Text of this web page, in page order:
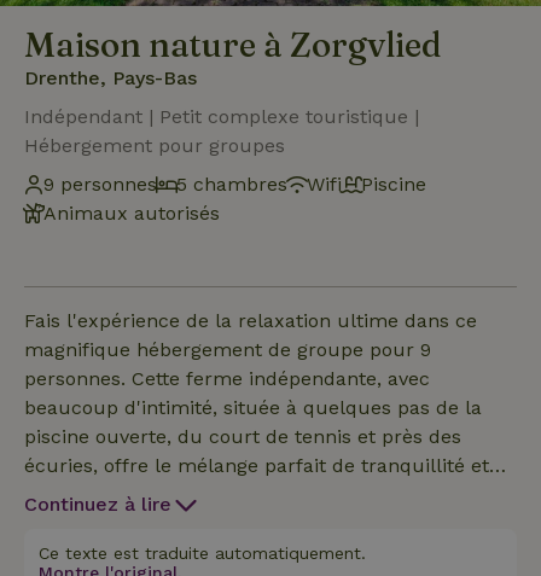
Maison nature à Zorgvlied
Drenthe, Pays-Bas
Indépendant | Petit complexe touristique |
Hébergement pour groupes
9 personnes
5 chambres Wifi
Piscine
Animaux autorisés
Fais l'expérience de la relaxation ultime dans ce
magnifique hébergement de groupe pour 9
personnes. Cette ferme indépendante, avec
beaucoup d'intimité, située à quelques pas de la
piscine ouverte, du court de tennis et près des
écuries, offre le mélange parfait de tranquillité et
de confort. Avec 5 chambres spacieuses, dont 3
à lits jumeaux et une chambre simple, il y a un
Continuez à lire
Ce texte est traduite automatiquement.